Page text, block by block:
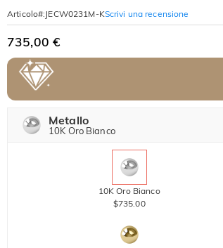
Articolo#: JECW0231M-KScrivi una recensione
735,00 €
Metallo
10K Oro Bianco
10K Oro Bianco
$735.00